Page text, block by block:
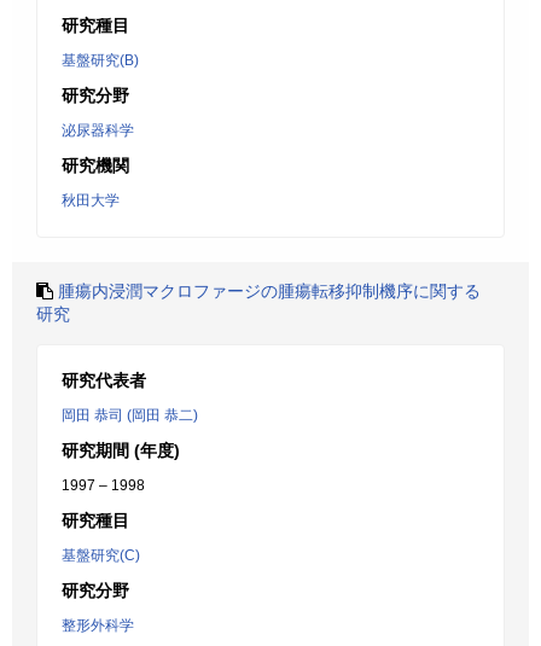
研究種目
基盤研究(B)
研究分野
泌尿器科学
研究機関
秋田大学
腫瘍内浸潤マクロファージの腫瘍転移抑制機序に関する
研究
研究代表者
岡田 恭司 (岡田 恭二)
研究期間 (年度)
1997 – 1998
研究種目
基盤研究(C)
研究分野
整形外科学